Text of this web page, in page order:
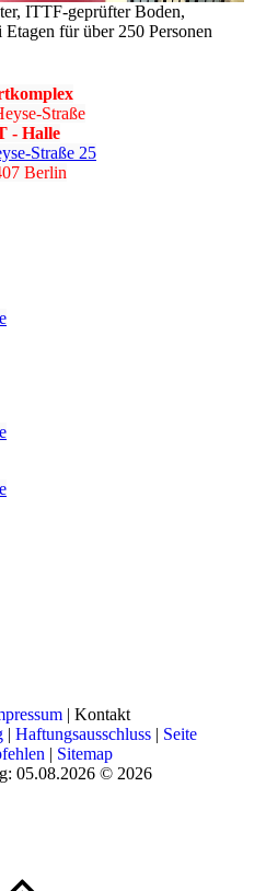
ITTF-geprüfter Boden,
für über 250 Personen
Straße
- Halle
Straße 25
Berlin
| Kontakt
| Haftungsausschluss | Seite
| Sitemap
05.08.2026 © 2026